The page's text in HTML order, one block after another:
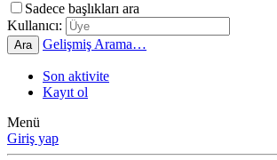
Sadece başlıkları ara
Kullanıcı:
Ara Gelişmiş Arama…
Son aktivite
Kayıt ol
Menü
Giriş yap